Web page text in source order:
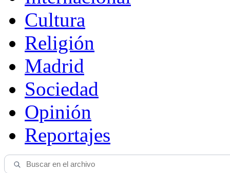
Cultura
Religión
Madrid
Sociedad
Opinión
Reportajes